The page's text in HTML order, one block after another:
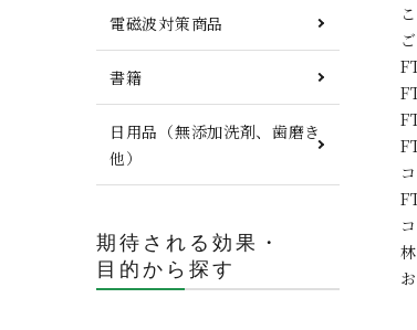
電磁波対策商品
書籍
日用品（無添加洗剤、歯磨き
他）
期待される効果・
目的から探す